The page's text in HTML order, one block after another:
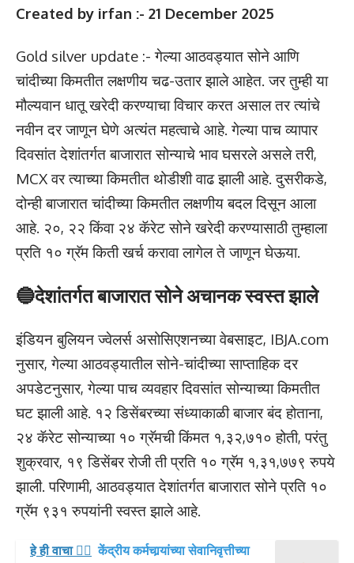
Created by irfan :- 21 December 2025
Gold silver update :- गेल्या आठवड्यात सोने आणि
चांदीच्या किमतीत लक्षणीय चढ-उतार झाले आहेत. जर तुम्ही या
मौल्यवान धातू खरेदी करण्याचा विचार करत असाल तर त्यांचे
नवीन दर जाणून घेणे अत्यंत महत्वाचे आहे. गेल्या पाच व्यापार
दिवसांत देशांतर्गत बाजारात सोन्याचे भाव घसरले असले तरी,
MCX वर त्याच्या किमतीत थोडीशी वाढ झाली आहे. दुसरीकडे,
दोन्ही बाजारात चांदीच्या किमतीत लक्षणीय बदल दिसून आला
आहे. २०, २२ किंवा २४ कॅरेट सोने खरेदी करण्यासाठी तुम्हाला
प्रति १० ग्रॅम किती खर्च करावा लागेल ते जाणून घेऊया.
🔵देशांतर्गत बाजारात सोने अचानक स्वस्त झाले
इंडियन बुलियन ज्वेलर्स असोसिएशनच्या वेबसाइट, IBJA.com
नुसार, गेल्या आठवड्यातील सोने-चांदीच्या साप्ताहिक दर
अपडेटनुसार, गेल्या पाच व्यवहार दिवसांत सोन्याच्या किमतीत
घट झाली आहे. १२ डिसेंबरच्या संध्याकाळी बाजार बंद होताना,
२४ कॅरेट सोन्याच्या १० ग्रॅमची किंमत १,३२,७१० होती, परंतु
शुक्रवार, १९ डिसेंबर रोजी ती प्रति १० ग्रॅम १,३१,७७९ रुपये
झाली. परिणामी, आठवड्यात देशांतर्गत बाजारात सोने प्रति १०
ग्रॅम ९३१ रुपयांनी स्वस्त झाले आहे.
हे ही वाचा 👉🏻 केंद्रीय कर्मचार्‍यांच्या सेवानिवृत्तीच्या